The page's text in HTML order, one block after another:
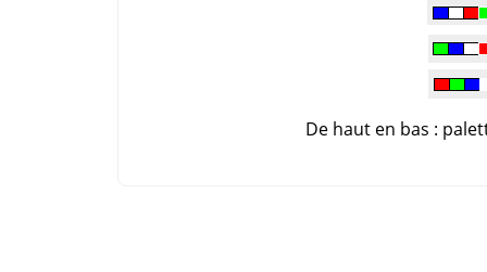
De haut en bas :